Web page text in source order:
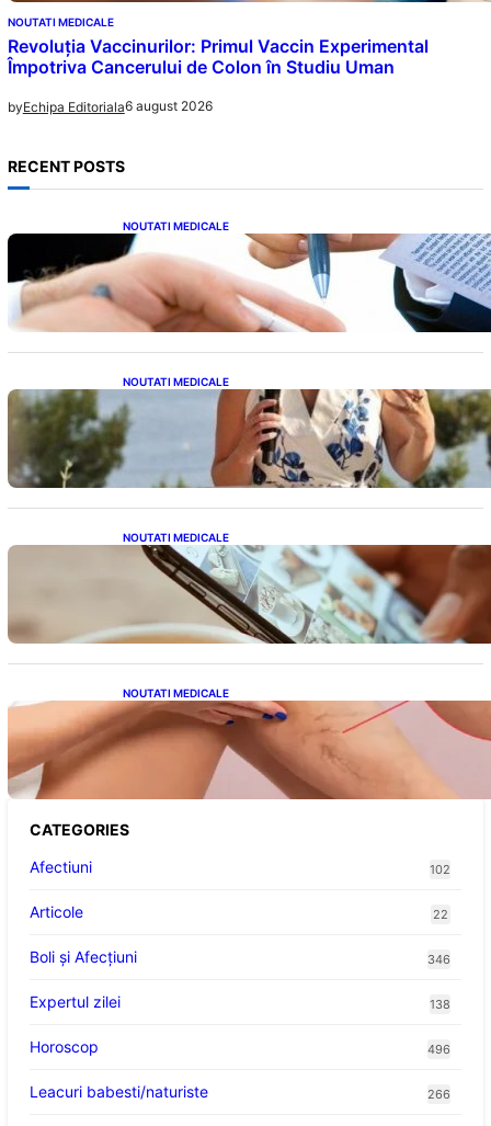
NOUTATI MEDICALE
Revoluția Vaccinurilor: Primul Vaccin Experimental
Împotriva Cancerului de Colon în Studiu Uman
byEchipa Editoriala6 august 2026
RECENT POSTS
NOUTATI MEDICALE
Acordul României cu Banca Mondială: O
Analiză Detaliată a Împrumutului și
Condițiilor Impuse
NOUTATI MEDICALE
Nașterea prințesei Eugenie la Lisabona: O
alegere plină de semnificație pentru familia
regală britanică
NOUTATI MEDICALE
Revoluția Bateriilor pentru Telefoane:
Avantaje, Provocări și Viitorul Tehnologiei
Energetice
NOUTATI MEDICALE
Varicele și Umflarea Picioarelor pe Caniculă:
Înțelegerea Simptomelor și Măsurilor de
Prevenție
CATEGORIES
Afectiuni
102
Articole 22
Boli și Afecțiuni 346
Expertul zilei 138
Horoscop 496
Leacuri babesti/naturiste 266